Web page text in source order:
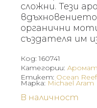
сложни. Тези
органични
създателя им
Код:160741
Категории:
Етикет: Ocean Reef
В наличност
Марка: Michael Aram